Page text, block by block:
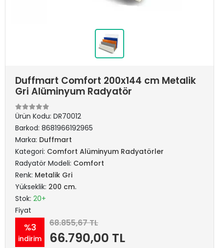
Duffmart Comfort 200x144 cm Metalik
Gri Alüminyum Radyatör
Ürün Kodu: DR70012
Barkod: 8681966192965
Marka: Duffmart
Kategori: Comfort Alüminyum Radyatörler
Radyatör Modeli: Comfort
Renk: Metalik Gri
Yükseklik: 200 cm.
Stok: 20+
Fiyat
%3
indirim
68.855,67 TL
66.790,00 TL